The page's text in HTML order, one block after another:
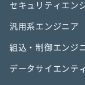
セキュリティエン
汎用系エンジニア
組込・制御エンジ
データサイエンテ